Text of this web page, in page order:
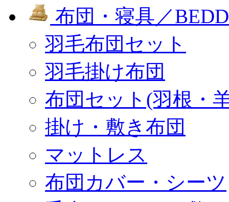
布団・寝具／
羽毛布団セット
羽毛掛け布団
布団セット(羽根・
掛け・敷き布団
マットレス
布団カバー・シーツ